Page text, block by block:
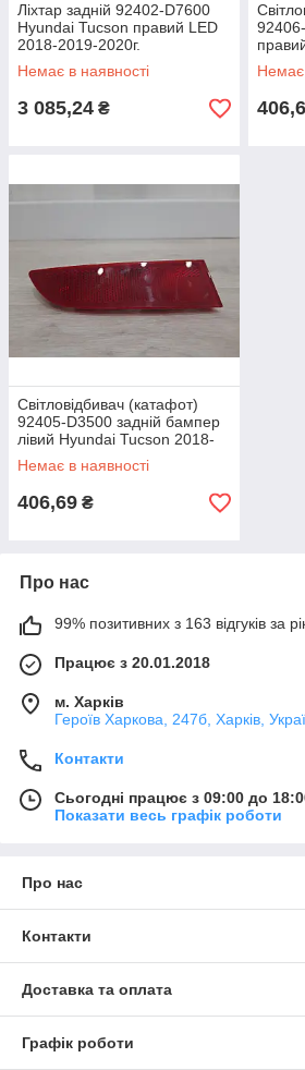
Ліхтар задній 92402-D7600
Hyundai Tucson правий LED
2018-2019-2020г.
Немає в наявності
3 085,24 ₴
2019-
Немає
Світловідбивач (катафот)
92405-D3500 задній бампер
лівий Hyundai Tucson 2018-
2019-2020г.
Немає в наявності
406,69 ₴
Про нас
99% позитивних з 163 відгуків за
Працює з 20.01.2018
м. Харків
Героїв Харкова, 247б, Харків,
Контакти
Сьогодні працює з 09:00 до
Показати весь графік роботи
Про нас
Контакти
Доставка та оплата
Графік роботи